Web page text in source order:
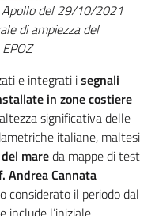
del 29/10/2021
di ampiezza del
e integrati isegnali
in zone costiere
significativa delle
italiane, maltesi
mareda mappe di test
Andrea Cannata
considerato il periodo dal